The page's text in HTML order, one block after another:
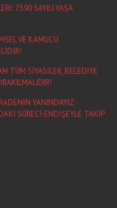
7590 SAYILI YASA
VE KAMUCU
TÜM SİYASİLER, BELEDİYE
YANINDAYIZ:
SÜRECİ ENDİŞEYLE TAKİP